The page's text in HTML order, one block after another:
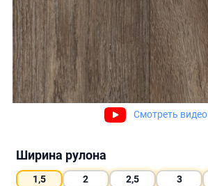
Смотреть видео
Ширина рулона
1,5 2 2,5 3